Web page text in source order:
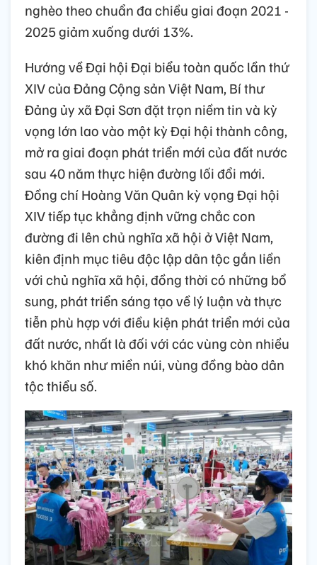
nghèo theo chuẩn đa chiều giai đoạn 2021 -
2025 giảm xuống dưới 13%.
Hướng về Đại hội Đại biểu toàn quốc lần thứ
XIV của Đảng Cộng sản Việt Nam, Bí thư
Đảng ủy xã Đại Sơn đặt trọn niềm tin và kỳ
vọng lớn lao vào một kỳ Đại hội thành công,
mở ra giai đoạn phát triển mới của đất nước
sau 40 năm thực hiện đường lối đổi mới.
Đồng chí Hoàng Văn Quân kỳ vọng Đại hội
XIV tiếp tục khẳng định vững chắc con
đường đi lên chủ nghĩa xã hội ở Việt Nam,
kiên định mục tiêu độc lập dân tộc gắn liền
với chủ nghĩa xã hội, đồng thời có những bổ
sung, phát triển sáng tạo về lý luận và thực
tiễn phù hợp với điều kiện phát triển mới của
đất nước, nhất là đối với các vùng còn nhiều
khó khăn như miền núi, vùng đồng bào dân
tộc thiểu số.